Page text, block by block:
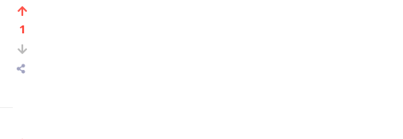
1